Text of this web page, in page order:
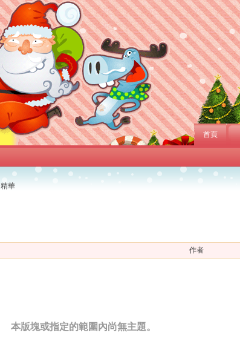
首頁
精華
作者
本版塊或指定的範圍內尚無主題。